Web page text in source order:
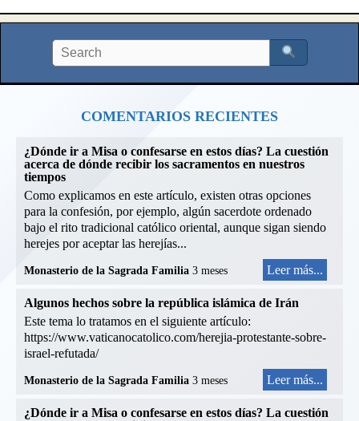
COMENTARIOS RECIENTES
¿Dónde ir a Misa o confesarse en estos días? La cuestión
acerca de dónde recibir los sacramentos en nuestros
tiempos
Como explicamos en este artículo, existen otras opciones
para la confesión, por ejemplo, algún sacerdote ordenado
bajo el rito tradicional católico oriental, aunque sigan siendo
herejes por aceptar las herejías...
Monasterio de la Sagrada Familia 3 meses Leer más...
Algunos hechos sobre la república islámica de Irán
Este tema lo tratamos en el siguiente artículo:
https://www.vaticanocatolico.com/herejia-protestante-sobre-
israel-refutada/
Monasterio de la Sagrada Familia 3 meses Leer más...
¿Dónde ir a Misa o confesarse en estos días? La cuestión